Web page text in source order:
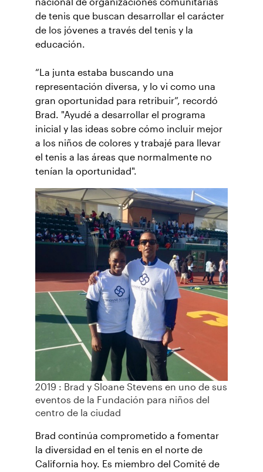
de tenis que buscan desarrollar el carácter
de los jóvenes a través del tenis y la
educación.
“La junta estaba buscando una
representación diversa, y lo vi como una
gran oportunidad para retribuir”, recordó
Brad. "Ayudé a desarrollar el programa
inicial y las ideas sobre cómo incluir mejor
a los niños de colores y trabajé para llevar
el tenis a las áreas que normalmente no
tenían la oportunidad".
2019 : Brad y Sloane Stevens en uno de sus
eventos de la Fundación para niños del
centro de la ciudad
Brad continúa comprometido a fomentar
la diversidad en el tenis en el norte de
California hoy. Es miembro del Comité de